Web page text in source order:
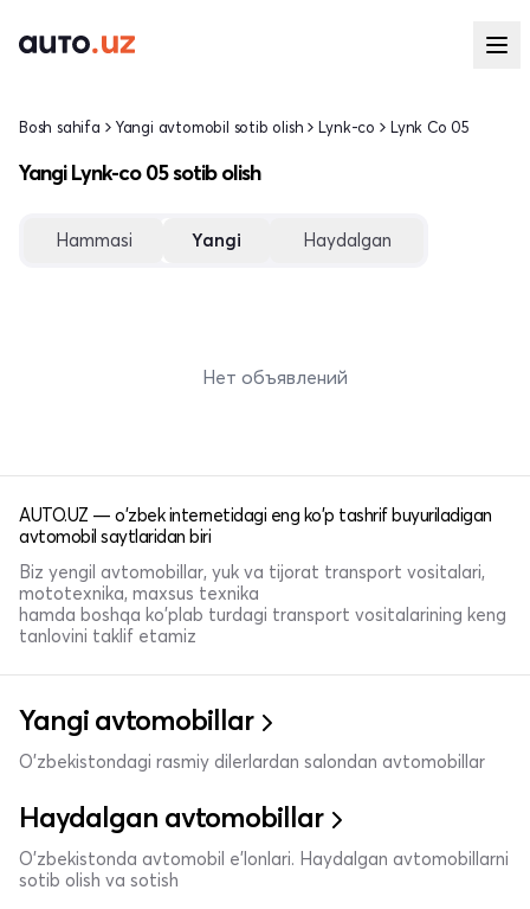
Bosh sahifa Yangi avtomobil sotib olish Lynk-co Lynk Co 05
Yangi Lynk-co 05 sotib olish
Hammasi Yangi Haydalgan
Нет объявлений
AUTO.UZ — o'zbek internetidagi eng ko'p tashrif buyuriladigan
avtomobil saytlaridan biri
Biz yengil avtomobillar, yuk va tijorat transport vositalari,
mototexnika, maxsus texnika
hamda boshqa ko'plab turdagi transport vositalarining keng
tanlovini taklif etamiz
Yangi avtomobillar
O'zbekistondagi rasmiy dilerlardan salondan avtomobillar
Haydalgan avtomobillar
O'zbekistonda avtomobil e’lonlari. Haydalgan avtomobillarni
sotib olish va sotish